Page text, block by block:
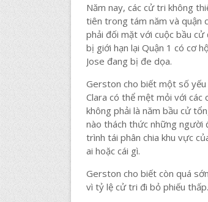
Năm nay, các cử tri không
tiên trong tám năm và quận
phải đối mặt với cuộc bầu
bị giới hạn lại Quận 1 có cơ
Jose đang bị đe dọa.
Gerston cho biết một số
Clara có thể mệt mỏi với các
không phải là năm bầu cử
nào thách thức những người
trình tái phân chia khu vực
ai hoặc cái gì.
Gerston cho biết còn quá
vì tỷ lệ cử tri đi bỏ phiếu thấp.